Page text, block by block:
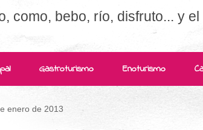
como, bebo, río, disfruto... y
Gastroturismo Enoturismo
enero de 2013